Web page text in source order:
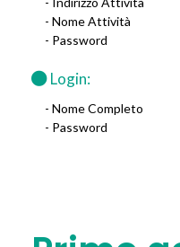
- Nome Attività
- Password
Login:
- Nome Completo
- Password